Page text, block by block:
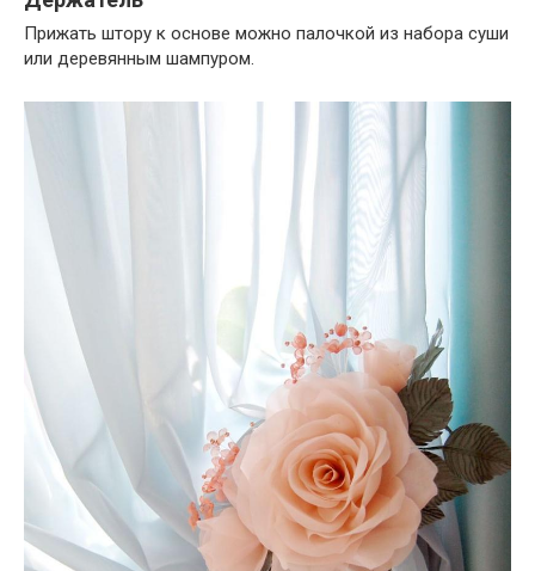
Прижать штору к основе можно палочкой из набора суши
или деревянным шампуром.